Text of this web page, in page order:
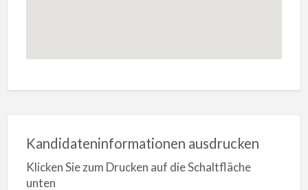
Kandidateninformationen ausdrucken
Klicken Sie zum Drucken auf die Schaltfläche
unten